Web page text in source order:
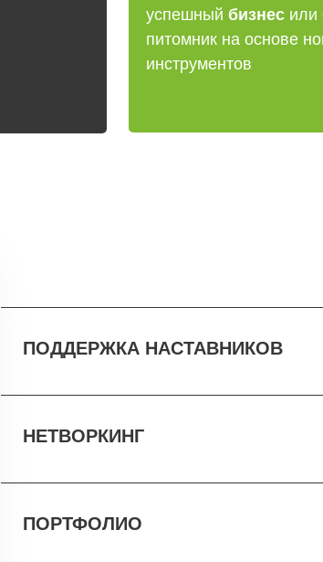
успешный бизнес или
питомник на основе
инструментов
ПОДДЕРЖКА НАСТАВНИКОВ
НЕТВОРКИНГ
ПОРТФОЛИО